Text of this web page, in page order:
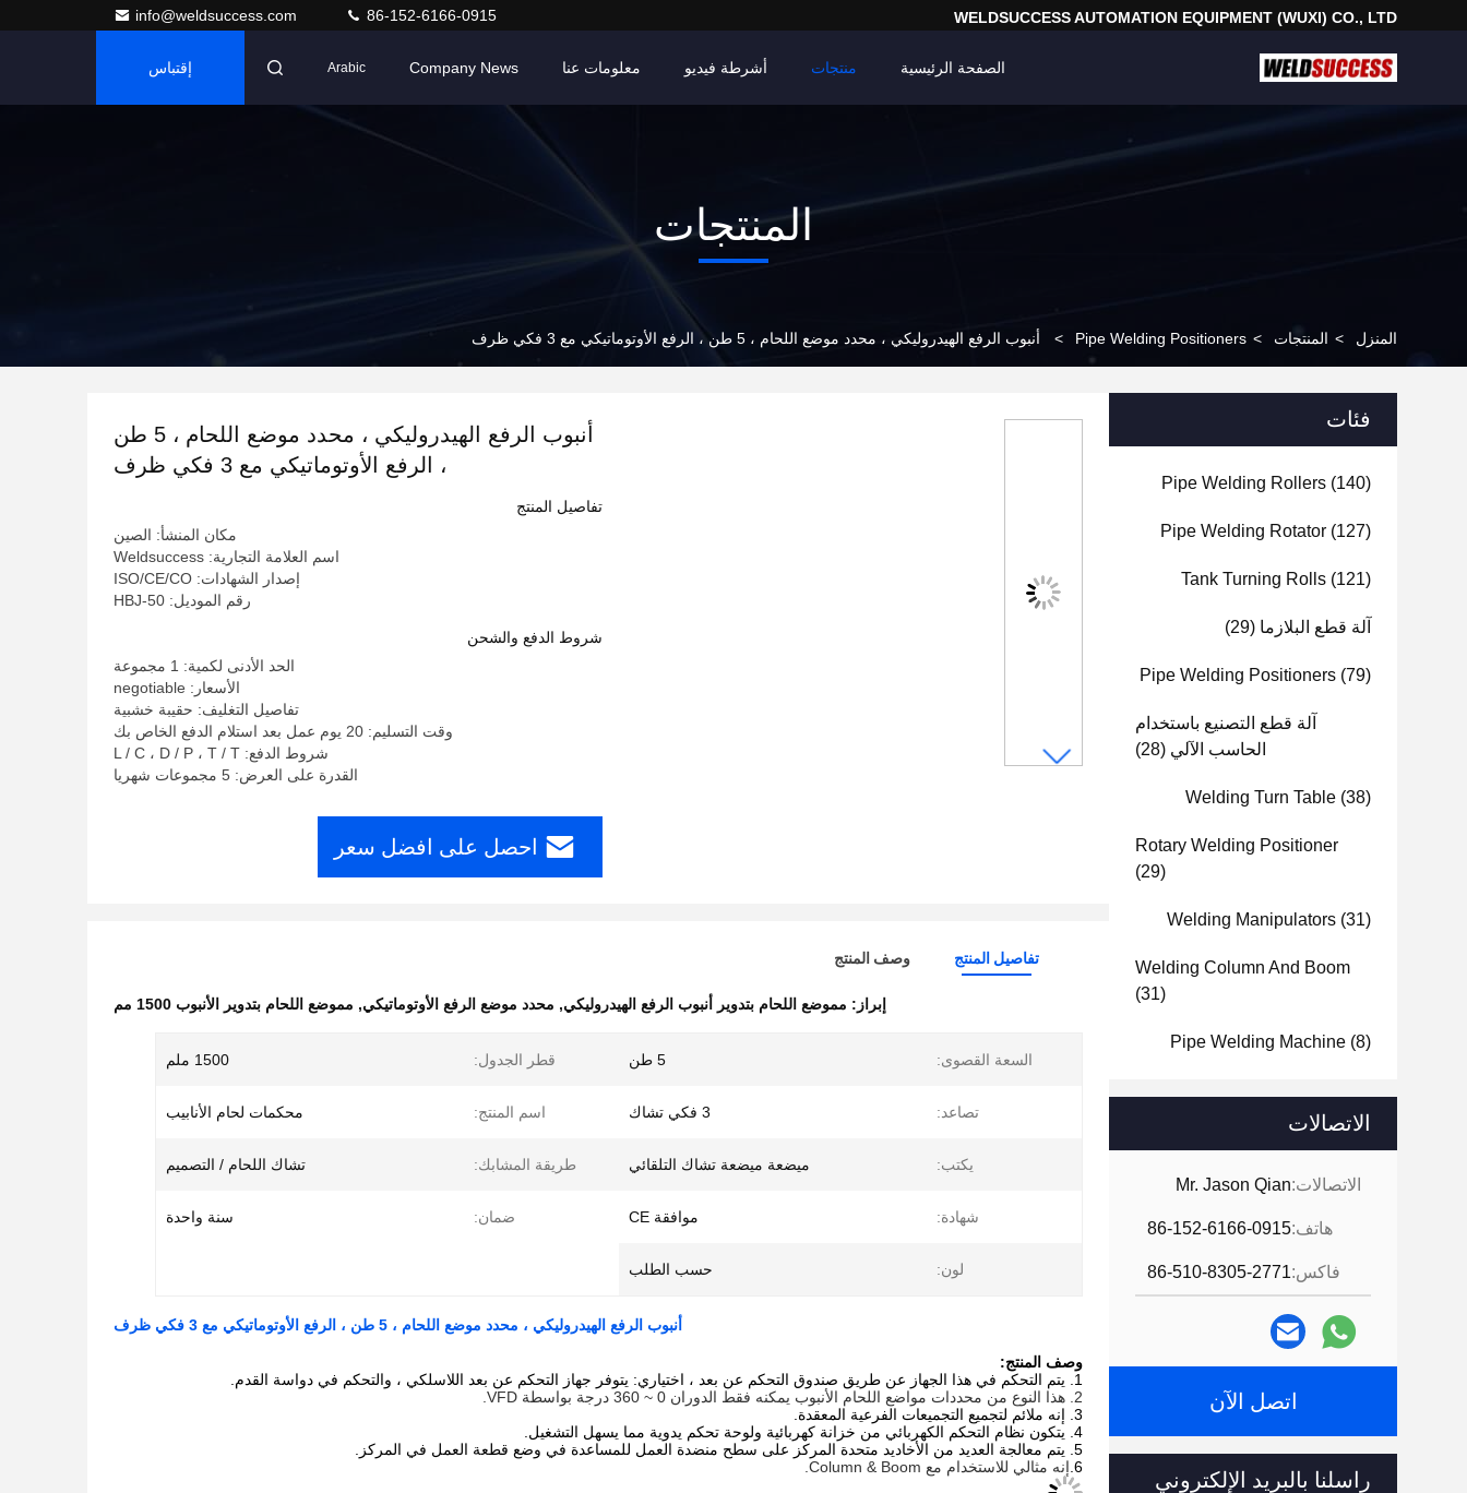
WELDSUCCESS AUTOMATION EQUIPMENT (WUXI) CO., LTD
info@weldsuccess.com 86-152-6166-0915
الصفحة الرئيسية منتجات أشرطة فيديو معلومات عنا Company News
Arabic إقتباس
المنتجات
المنزل > المنتجات >
Pipe Welding Positioners
> أنبوب الرفع الهيدروليكي ، محدد موضع اللحام ، 5 طن ، الرفع الأوتوماتيكي مع 3 فكي ظرف
فئات
Pipe Welding Rollers (140)
Pipe Welding Rotator (127)
Tank Turning Rolls (121)
آلة قطع البلازما (29)
Pipe Welding Positioners (79)
آلة قطع التصنيع باستخدام
الحاسب الآلي (28)
Welding Turn Table (38)
Rotary Welding Positioner
(29)
Welding Manipulators (31)
Welding Column And Boom
(31)
Pipe Welding Machine (8)
الاتصالات
الاتصالات:Mr. Jason Qian
هاتف:86-152-6166-0915
فاكس:86-510-8305-2771
اتصل الآن
راسلنا بالبريد الإلكتروني
أنبوب الرفع الهيدروليكي ، محدد موضع اللحام ، 5 طن
، الرفع الأوتوماتيكي مع 3 فكي ظرف
تفاصيل المنتج
مكان المنشأ: الصين
اسم العلامة التجارية: Weldsuccess
إصدار الشهادات: ISO/CE/CO
رقم الموديل: HBJ-50
شروط الدفع والشحن
الحد الأدنى لكمية: 1 مجموعة
الأسعار: negotiable
تفاصيل التغليف: حقيبة خشبية
وقت التسليم: 20 يوم عمل بعد استلام الدفع الخاص بك
شروط الدفع: L / C ، D / P ، T / T
القدرة على العرض: 5 مجموعات شهريا
احصل على افضل سعر
تفاصيل المنتج وصف المنتج
إبراز: مموضع اللحام بتدوير أنبوب الرفع الهيدروليكي, محدد موضع الرفع الأوتوماتيكي, مموضع اللحام بتدوير الأنبوب 1500 مم
السعة القصوى: 5 طن قطر الجدول: 1500 ملم
تصاعد: 3 فكي تشاك اسم المنتج: محكمات لحام الأنابيب
يكتب: ميضعة ميضعة تشاك التلقائي طريقة المشابك: تشاك اللحام / التصميم
شهادة: موافقة CE ضمان: سنة واحدة
لون: حسب الطلب
أنبوب الرفع الهيدروليكي ، محدد موضع اللحام ، 5 طن ، الرفع الأوتوماتيكي مع 3 فكي ظرف
وصف المنتج:
1. يتم التحكم في هذا الجهاز عن طريق صندوق التحكم عن بعد ، اختياري: يتوفر جهاز التحكم عن بعد اللاسلكي ، والتحكم في دواسة القدم.
2. هذا النوع من محددات مواضع اللحام الأنبوب يمكنه فقط الدوران 0 ~ 360 درجة بواسطة VFD.
3. إنه ملائم لتجميع التجميعات الفرعية المعقدة.
4. يتكون نظام التحكم الكهربائي من خزانة كهربائية ولوحة تحكم يدوية مما يسهل التشغيل.
5. يتم معالجة العديد من الأخاديد متحدة المركز على سطح منضدة العمل للمساعدة في وضع قطعة العمل في المركز.
6. إنه مثالي للاستخدام مع Column & Boom.